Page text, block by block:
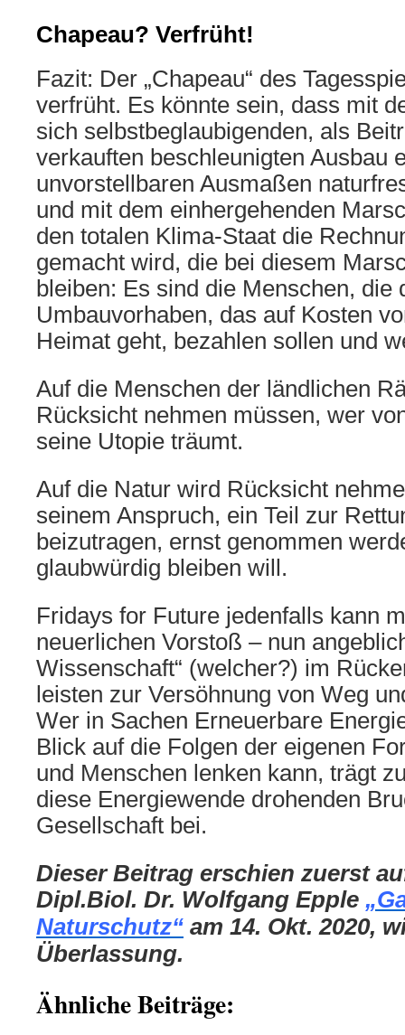
Chapeau? Verfrüht!
Fazit: Der „Chapeau“ des
verfrüht. Es könnte sein, dass mit
sich selbstbeglaubigenden, als
verkauften beschleunigten Ausbau
unvorstellbaren Ausmaßen
und mit dem einhergehenden
den totalen Klima-Staat die
gemacht wird, die bei diesem
bleiben: Es sind die Menschen, die
Umbauvorhaben, das auf Kosten
Heimat geht, bezahlen sollen und
Auf die Menschen der ländlichen
Rücksicht nehmen müssen, wer
seine Utopie träumt.
Auf die Natur wird Rücksicht
seinem Anspruch, ein Teil zur
beizutragen, ernst genommen
glaubwürdig bleiben will.
Fridays for Future jedenfalls kann
neuerlichen Vorstoß – nun
Wissenschaft“ (welcher?) im
leisten zur Versöhnung von Weg
Wer in Sachen Erneuerbare
Blick auf die Folgen der eigenen
und Menschen lenken kann, trägt
diese Energiewende drohenden
Gesellschaft bei.
Dieser Beitrag erschien zuerst
Dipl.Biol. Dr. Wolfgang Epple
Naturschutz“ am 14. Okt. 2020,
Überlassung.
Ähnliche Beiträge: